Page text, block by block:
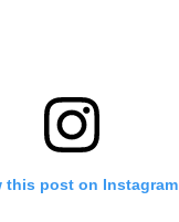
this post on Instagram